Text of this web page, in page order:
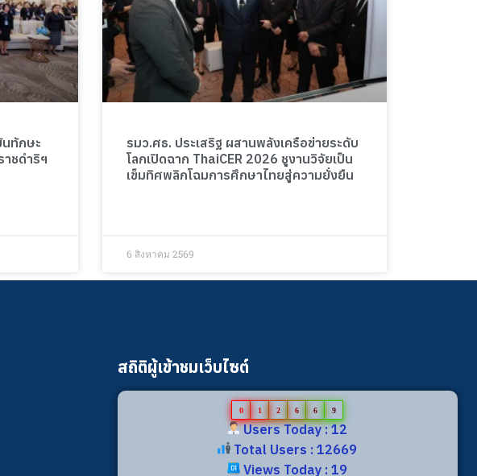
นทักษะ
าชดำริฯ
รมว.ศธ. ประเสริฐ ผสานพลังเครือข่ายระดับ
โลกเปิดฉาก ThaiCER 2026 ชูงานวิจัยเป็น
เข็มทิศพลิกโฉมการศึกษาไทยสู่ความยั่งยืน
6 สิงหาคม 2569
สถิติผู้เข้าชมเว็บไซต์
0 1 2 6 6 9
Users Today : 12
Total Users : 12669
Views Today : 19